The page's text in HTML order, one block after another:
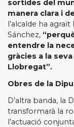
sortides del
manera clara i
l’alcalde ha
Sánchez,
entendre la
gràcies a la
Llobregat”.
Obres de la
D’altra banda, la
transformarà la
l’actuació